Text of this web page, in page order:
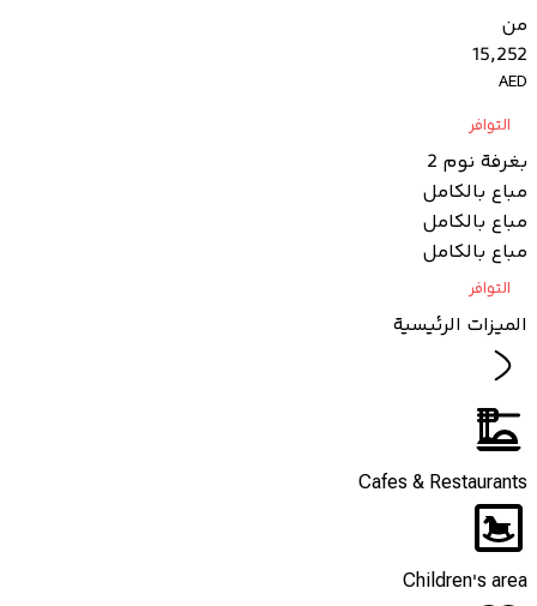
من
15,252
AED
التوافر
بغرفة نوم 2
مباع بالكامل
مباع بالكامل
مباع بالكامل
التوافر
الميزات الرئيسية
Cafes & Restaurants
Children's area